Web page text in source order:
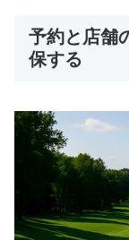
予約と店舗
保する